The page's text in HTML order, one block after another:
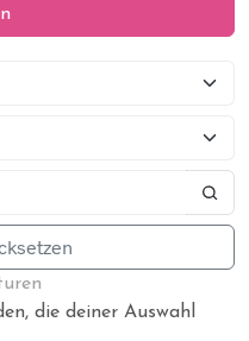
die deiner Auswahl